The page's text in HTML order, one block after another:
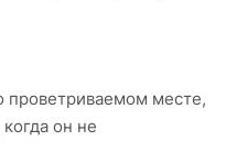
проветриваемом месте,
он не